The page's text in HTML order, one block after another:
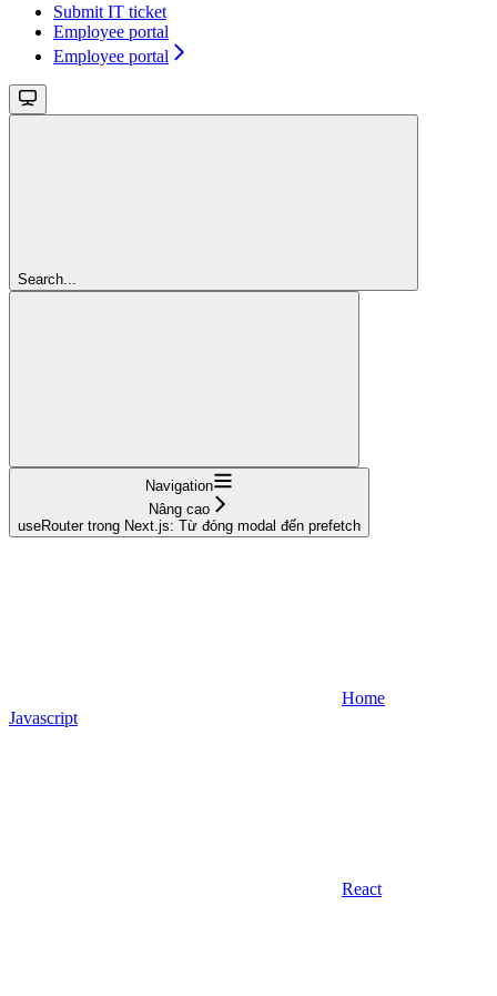
Submit IT ticket
Employee portal
Employee portal
Search...
Navigation
Nâng cao
useRouter trong Next.js: Từ đóng modal đến prefetch
Home
Javascript
React